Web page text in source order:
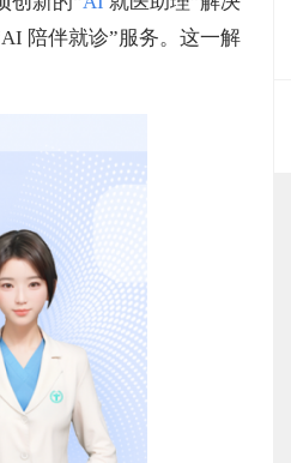
陪伴就诊”服务。这一解